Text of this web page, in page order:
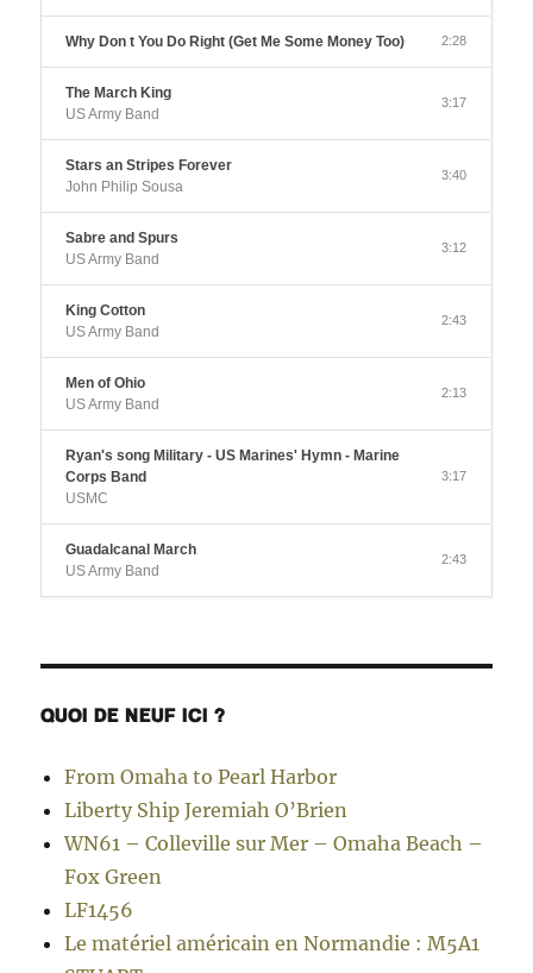
Why Don t You Do Right (Get Me Some Money Too) 2:28
The March King
US Army Band
3:17
Stars an Stripes Forever
John Philip Sousa
3:40
Sabre and Spurs
US Army Band
3:12
King Cotton
US Army Band
2:43
Men of Ohio
US Army Band
2:13
Ryan's song Military - US Marines' Hymn - Marine
Corps Band
USMC
3:17
Guadalcanal March
US Army Band
2:43
QUOI DE NEUF ICI ?
From Omaha to Pearl Harbor
Liberty Ship Jeremiah O’Brien
WN61 – Colleville sur Mer – Omaha Beach –
Fox Green
LF1456
Le matériel américain en Normandie : M5A1